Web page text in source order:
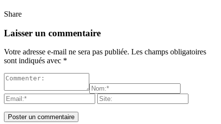
Share
Laisser un commentaire
Votre adresse e-mail ne sera pas publiée. Les champs obligatoires
sont indiqués avec *